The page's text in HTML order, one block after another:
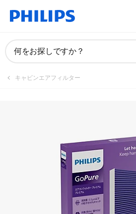
何をお探しですか？
キャビンエアフィルター
製品を登録